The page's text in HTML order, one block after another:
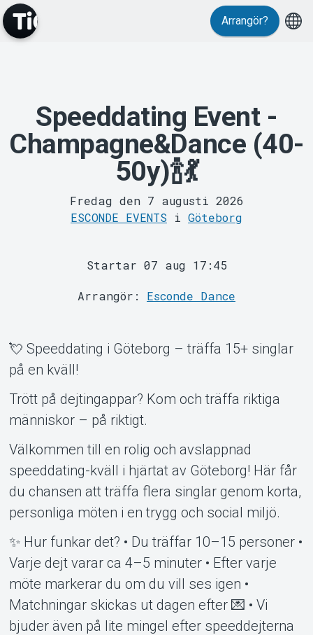
Evenemang
MyTickster
Om Tickster
Arrangör?
Speeddating Event -
Champagne&Dance (40-
50y)🍾💃
Fredag den 7 augusti 2026
ESCONDE EVENTS i Göteborg
Startar 07 aug 17:45
Arrangör: Esconde Dance
💘 Speeddating i Göteborg – träffa 15+ singlar
på en kväll!
Trött på dejtingappar? Kom och träffa riktiga
människor – på riktigt.
Välkommen till en rolig och avslappnad
speeddating-kväll i hjärtat av Göteborg! Här får
du chansen att träffa flera singlar genom korta,
personliga möten i en trygg och social miljö.
✨ Hur funkar det? • Du träffar 10–15 personer •
Varje dejt varar ca 4–5 minuter • Efter varje
möte markerar du om du vill ses igen •
Matchningar skickas ut dagen efter 💌 • Vi
bjuder även på lite mingel efter speeddejterna